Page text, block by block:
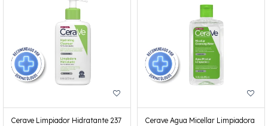
Cerave Limpiador Hidratante 237
Cerave Agua Micellar Limpiadora